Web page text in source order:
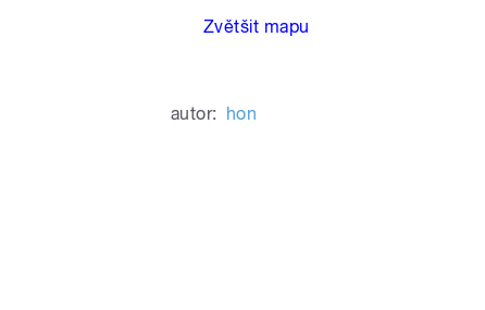
Zvětšit mapu
autor: hon